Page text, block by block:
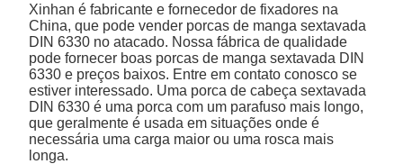
Xinhan é fabricante e fornecedor de fixadores na
China, que pode vender porcas de manga sextavada
DIN 6330 no atacado. Nossa fábrica de qualidade
pode fornecer boas porcas de manga sextavada DIN
6330 e preços baixos. Entre em contato conosco se
estiver interessado. Uma porca de cabeça sextavada
DIN 6330 é uma porca com um parafuso mais longo,
que geralmente é usada em situações onde é
necessária uma carga maior ou uma rosca mais
longa.